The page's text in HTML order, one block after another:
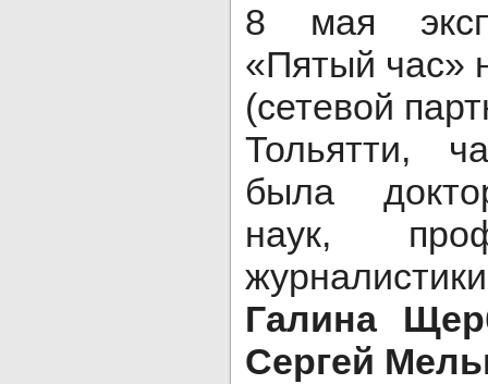
8 мая
«Пятый час»
(сетевой
Тольятти,
была
наук,
Галина
Сергей